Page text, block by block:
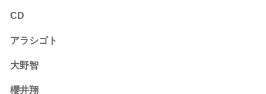
CD
アラシゴト
大野智
櫻井翔